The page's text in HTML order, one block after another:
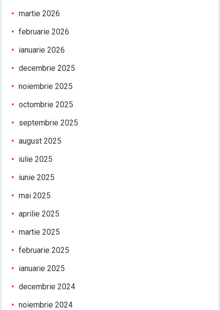
martie 2026
februarie 2026
ianuarie 2026
decembrie 2025
noiembrie 2025
octombrie 2025
septembrie 2025
august 2025
iulie 2025
iunie 2025
mai 2025
aprilie 2025
martie 2025
februarie 2025
ianuarie 2025
decembrie 2024
noiembrie 2024